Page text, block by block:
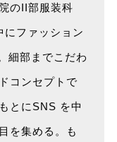
のII部服装科
にファッション
細部までこだわ
コンセプトで
とにSNS を中
を集める。も